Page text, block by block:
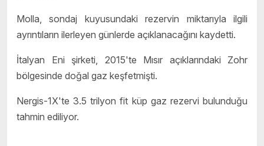
Molla, sondaj kuyusundaki rezervin miktarıyla ilgili
ayrıntıların ilerleyen günlerde açıklanacağını kaydetti.
İtalyan Eni şirketi, 2015'te Mısır açıklarındaki Zohr
bölgesinde doğal gaz keşfetmişti.
Nergis-1X'te 3.5 trilyon fit küp gaz rezervi bulunduğu
tahmin ediliyor.